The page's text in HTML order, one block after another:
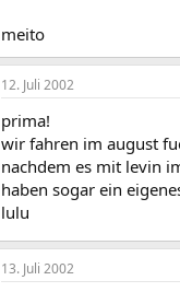
meito
12. Juli 2002
prima!
wir fahren im august
nachdem es mit levin
haben sogar ein
lulu
13. Juli 2002